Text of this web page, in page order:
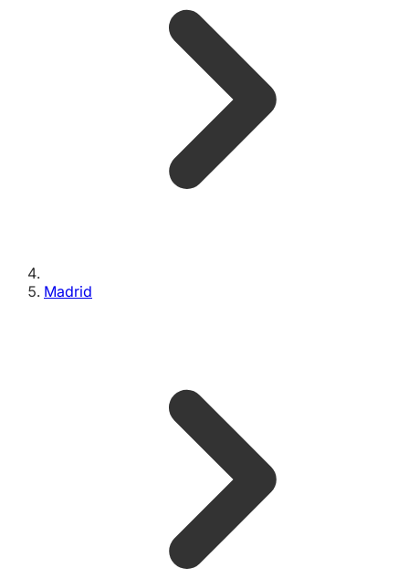
Madrid